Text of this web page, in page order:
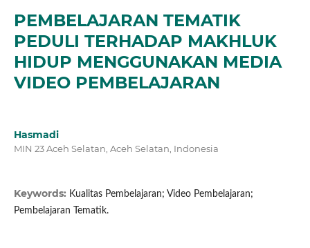
PEMBELAJARAN TEMATIK
PEDULI TERHADAP MAKHLUK
HIDUP MENGGUNAKAN MEDIA
VIDEO PEMBELAJARAN
Hasmadi
MIN 23 Aceh Selatan, Aceh Selatan, Indonesia
Keywords: Kualitas Pembelajaran; Video Pembelajaran;
Pembelajaran Tematik.